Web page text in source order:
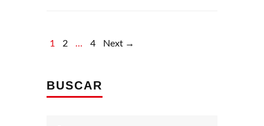
1 2 … 4 Next →
BUSCAR